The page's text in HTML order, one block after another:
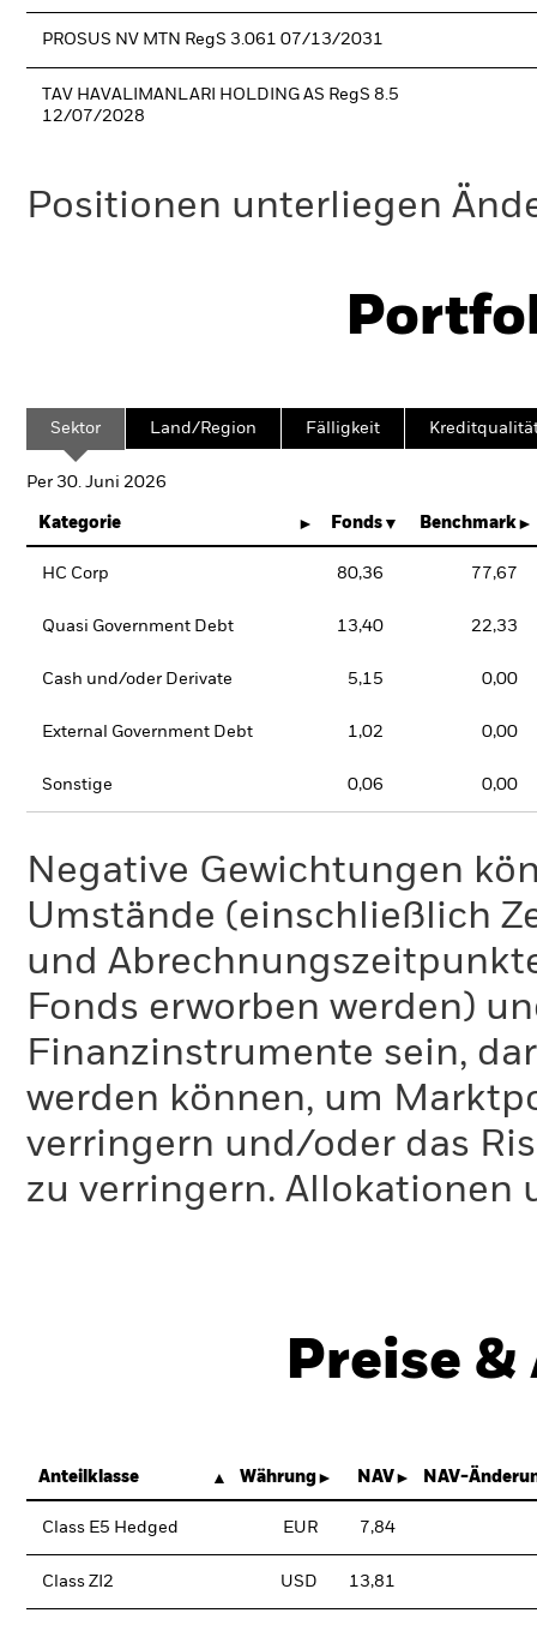
PROSUS NV MTN RegS 3.061 07/13/2031
TAV HAVALIMANLARI HOLDING AS RegS 8.5
12/07/2028
Positionen unterliegen
Sektor Land/Region Fälligkeit
Per 30. Juni 2026
Kategorie Fonds Benchmark
HC Corp 80,36 77,67
Quasi Government Debt 13,40 22,33
Cash und/oder Derivate 5,15 0,00
External Government Debt 1,02 0,00
Sonstige 0,06 0,00
Negative Gewichtungen
Umstände (einschließlich
und
Fonds erworben werden)
Finanzinstrumente sein,
werden können, um
verringern und/oder das
zu verringern. Allokationen
Preise
Anteilklasse Währung NAV NAV-
Class E5 Hedged EUR 7,84
Class ZI2 USD 13,81